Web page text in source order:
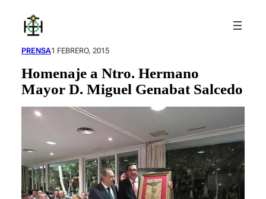
contenido
PRENSA1 FEBRERO, 2015
Homenaje a Ntro. Hermano
Mayor D. Miguel Genabat Salcedo